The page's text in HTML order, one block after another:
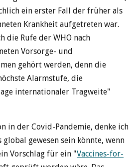
ein erster Fall der früher als
Krankheit aufgetreten war.
die Rufe der WHO nach
Vorsorge- und
gehört werden, denn die
Alarmstufe, die
internationaler Tragweite"
in der Covid-Pandemie, denke ich
gewesen sein könnte, wenn
Vorschlag für ein "Vaccines-for-